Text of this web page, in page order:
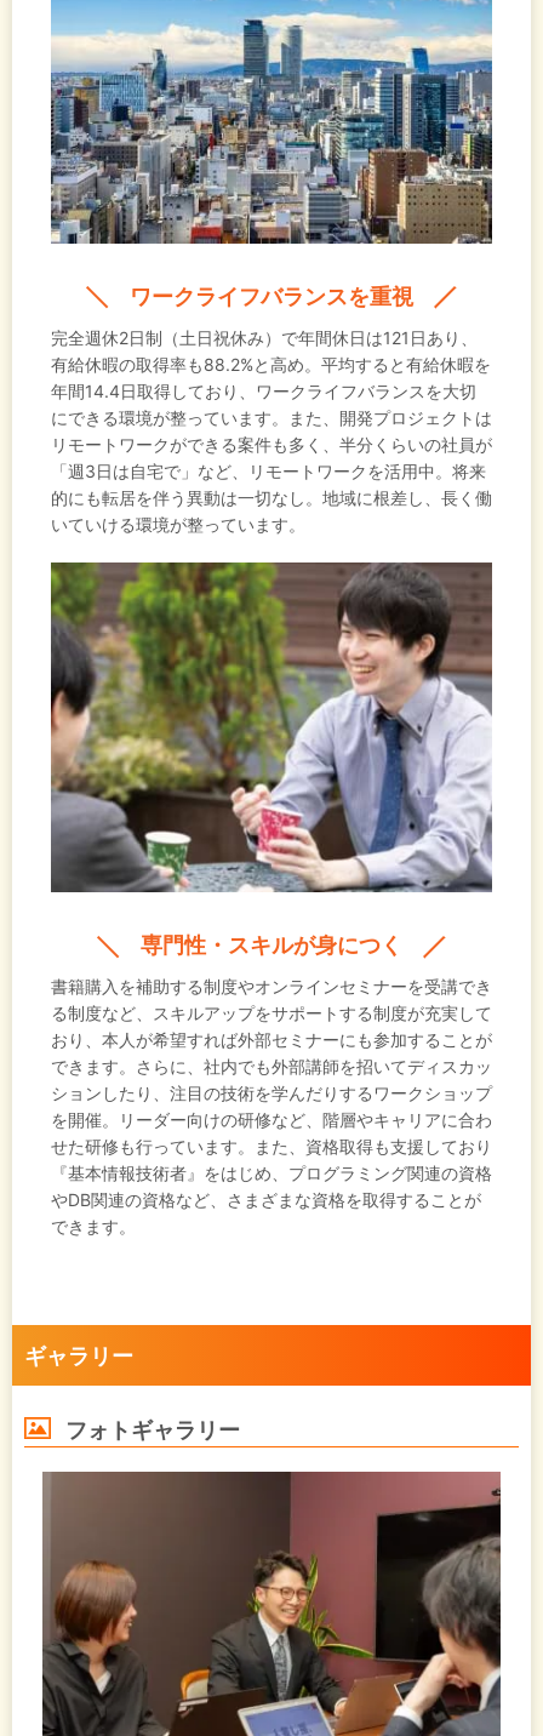
ワークライフバランスを重視
完全週休2日制（土日祝休み）で年間休日は121日あり、
有給休暇の取得率も88.2%と高め。平均すると有給休暇を
年間14.4日取得しており、ワークライフバランスを大切
にできる環境が整っています。また、開発プロジェクトは
リモートワークができる案件も多く、半分くらいの社員が
「週3日は自宅で」など、リモートワークを活用中。将来
的にも転居を伴う異動は一切なし。地域に根差し、長く働
いていける環境が整っています。
専門性・スキルが身につく
書籍購入を補助する制度やオンラインセミナーを受講でき
る制度など、スキルアップをサポートする制度が充実して
おり、本人が希望すれば外部セミナーにも参加することが
できます。さらに、社内でも外部講師を招いてディスカッ
ションしたり、注目の技術を学んだりするワークショップ
を開催。リーダー向けの研修など、階層やキャリアに合わ
せた研修も行っています。また、資格取得も支援しており
『基本情報技術者』をはじめ、プログラミング関連の資格
やDB関連の資格など、さまざまな資格を取得することが
できます。
ギャラリー
フォトギャラリー